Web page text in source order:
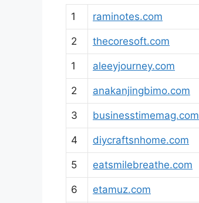
1 raminotes.com
2 thecoresoft.com
1 aleeyjourney.com
2 anakanjingbimo.com
3 businesstimemag.com
4 diycraftsnhome.com
5 eatsmilebreathe.com
6 etamuz.com